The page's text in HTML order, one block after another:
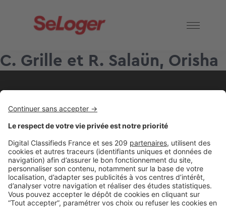
C. Grille et R. Salaün, Orisha
2 rue des Italiens 75009 Paris
01 53 38 80 00